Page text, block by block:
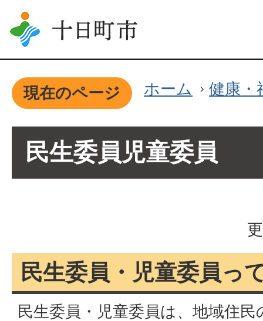
現在のページ ホーム 健康・
民生委員児童委員
民生委員・児童委員っ
民生委員・児童委員は、地域住